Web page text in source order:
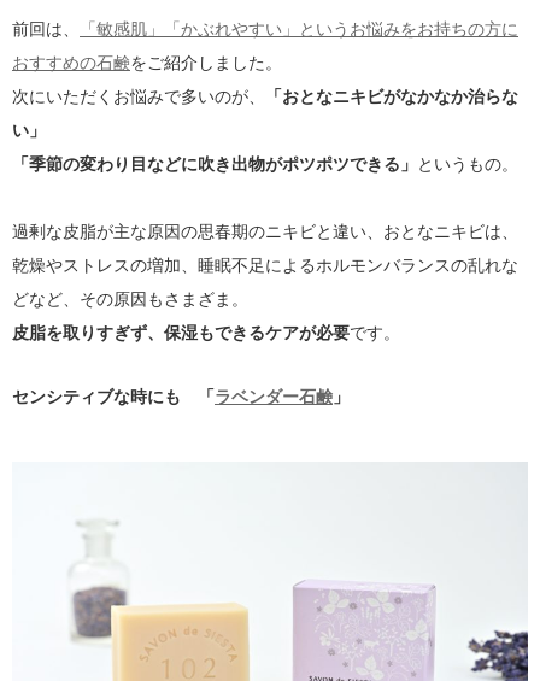
前回は、
「敏感肌」「かぶれやすい」というお悩みをお持ちの方に
おすすめの石鹸をご紹介しました。
次にいただくお悩みで多いのが、
「おとなニキビがなかなか治らな
い」
「季節の変わり目などに吹き出物がポツポツできる」 というもの。
過剰な皮脂が主な原因の思春期のニキビと違い、おとなニキビは、
乾燥やストレスの増加、睡眠不足によるホルモンバランスの乱れな
どなど、その原因もさまざま。
皮脂を取りすぎず、保湿もできるケアが必要です。
センシティブな時にも 「ラベンダー石鹸 」